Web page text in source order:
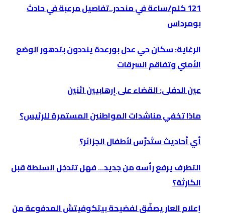
121 كلم/ساعة في منحدر..تفاصيل مرعبة في حادث
بومرداس
الرغاية: سكان حي عدل بورعدة ينددون بتدهور الوضع
الأمني وتفاقم السرقات
عين الدفلى: القضاء على إرهابيين اثنين
ماذا تخفي مناشدات المواطنين المستمرة للرئيس؟
أي أحاديث ستُدرَّس لأطفال الجزائر؟
التطرف يرفع رأسه من جديد… فهل تتدخل السلطة قبل
الكارثة؟
إعلام العار يصفّق لفضيحة بيتكوفيتش المدفوعة من